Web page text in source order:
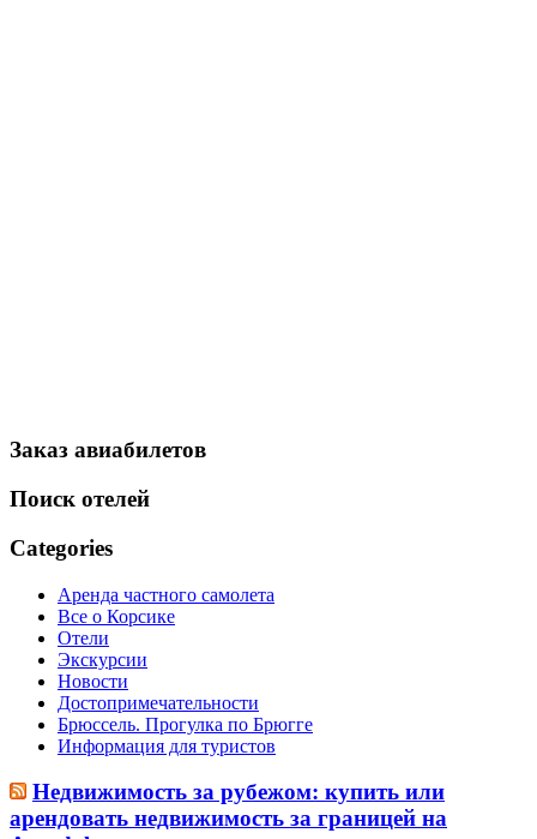
Заказ авиабилетов
Поиск отелей
Categories
Аренда частного самолета
Все о Корсике
Отели
Экскурсии
Новости
Достопримечательности
Брюссель. Прогулка по Брюгге
Информация для туристов
Недвижимость за рубежом: купить или
арендовать недвижимость за границей на